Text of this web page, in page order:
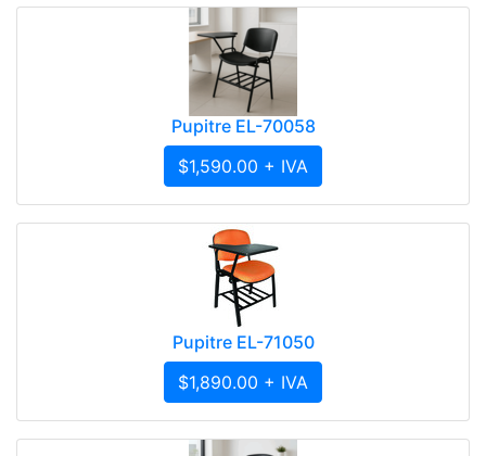
Pupitre EL-70058
$1,590.00 + IVA
Pupitre EL-71050
$1,890.00 + IVA